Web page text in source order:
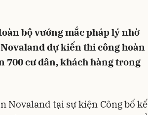
bộ vướng mắc pháp lý nhờ
dự kiến thi công hoàn
700 cư dân, khách hàng trong
Novaland tại sự kiện Công bố kế